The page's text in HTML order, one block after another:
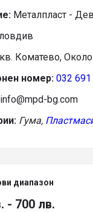
Металпласт -
кв. Коматево,
номер: 032
info@mpd-bg.com
Гума,
диапазон
- 700 лв.